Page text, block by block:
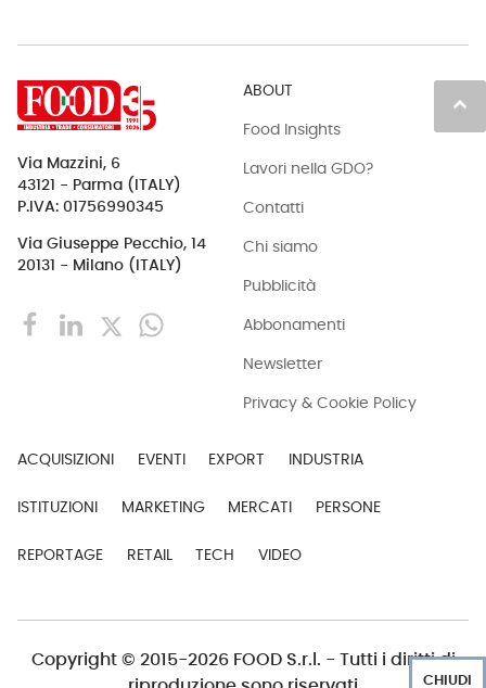
keyboard_arrow_up
Via Mazzini, 6
43121 - Parma (ITALY)
P.IVA: 01756990345
Via Giuseppe Pecchio, 14
20131 - Milano (ITALY)
ABOUT
Food Insights
Lavori nella GDO?
Contatti
Chi siamo
Pubblicità
Abbonamenti
Newsletter
Privacy & Cookie Policy
ACQUISIZIONI EVENTI EXPORT INDUSTRIA
ISTITUZIONI MARKETING MERCATI PERSONE
REPORTAGE RETAIL TECH VIDEO
Copyright © 2015-2026 FOOD S.r.l. - Tutti i diritti di
CHIUDI